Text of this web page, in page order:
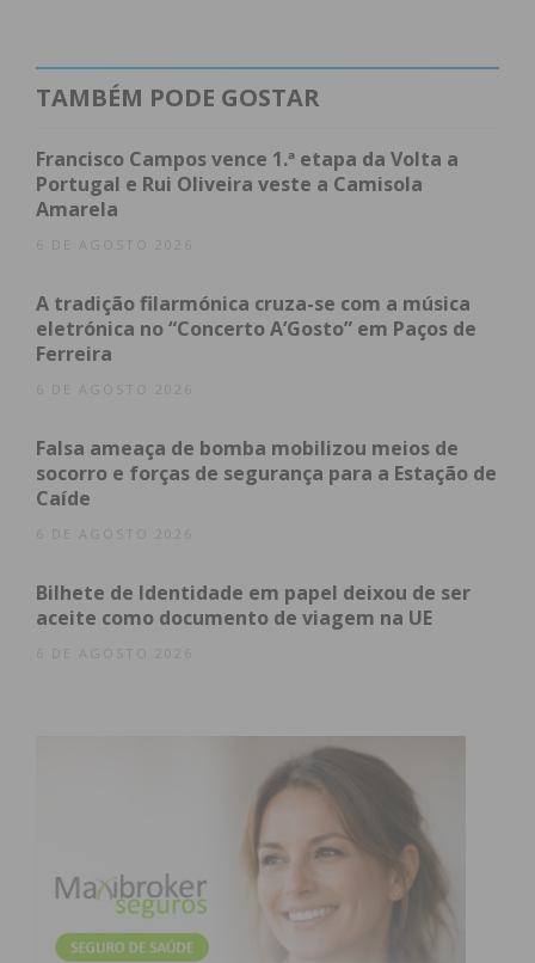
volta e muito diferente daquela que jogou no ano
passado”.
Veja a antevisão completa aqui:
Subscreva a newsletter do
Imediato
Assine nossa newsletter por e-mail e
obtenha de forma regular a informação
TAMBÉM PODE GOSTAR
Francisco Campos vence 1.ª etapa da Volta a
Portugal e Rui Oliveira veste a Camisola
Amarela
6 DE AGOSTO 2026
A tradição filarmónica cruza-se com a música
eletrónica no “Concerto A’Gosto” em Paços de
Ferreira
6 DE AGOSTO 2026
Falsa ameaça de bomba mobilizou meios de
socorro e forças de segurança para a Estação de
Caíde
6 DE AGOSTO 2026
Bilhete de Identidade em papel deixou de ser
aceite como documento de viagem na UE
6 DE AGOSTO 2026